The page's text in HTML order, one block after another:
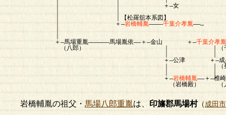
｜ ｜ ＋―女 ＋―千葉介勝
｜ ｜【松羅舘本系図
｜ ＋―岩橋輔胤――――千葉介孝胤――…
＋―馬場重胤――――――馬場胤依――＋―金山 ＋―千葉介孝胤
（八郎） ｜ ｜（千葉介
＋―公津 ＋―成身院源意―――光雲院
｜ ｜（菊間御
＋―岩橋輔胤――＋―椎
（岩橋殿） （入道道
岩橋輔胤の祖父・ 馬場八郎重胤は、 印旛郡馬場村（成田